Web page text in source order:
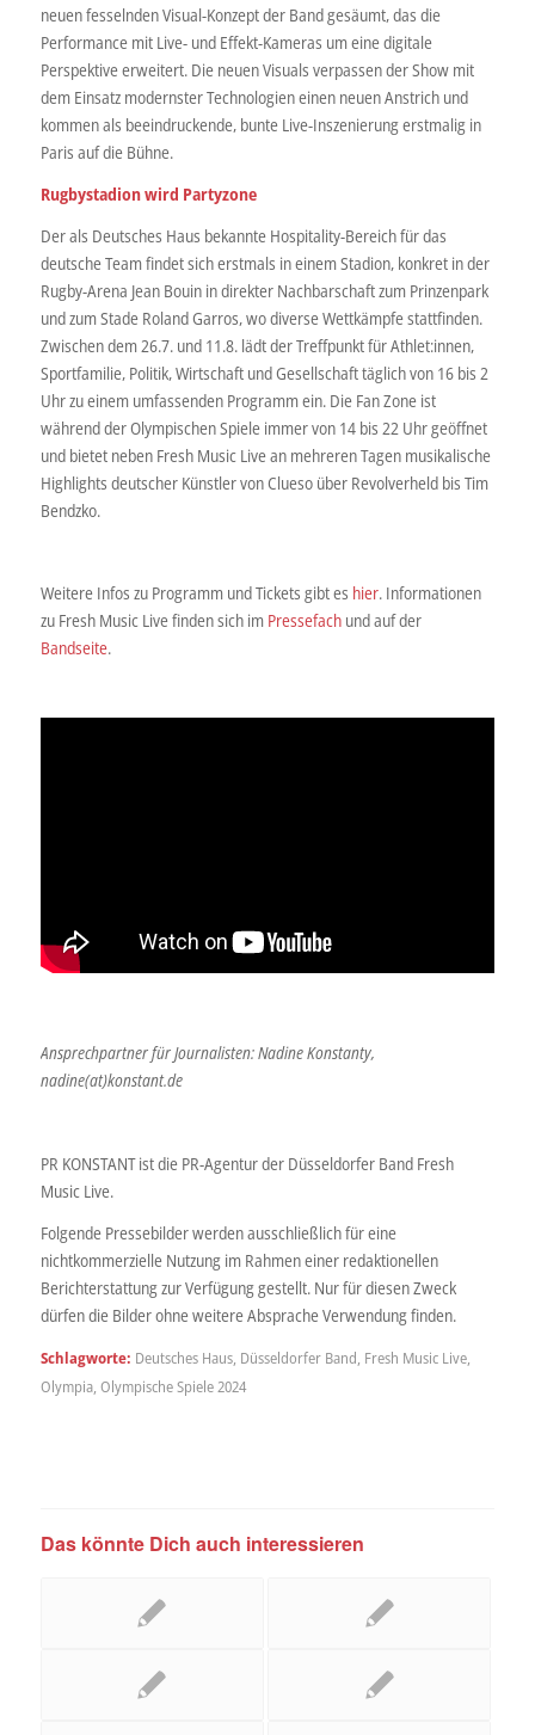
neuen fesselnden Visual-Konzept der Band gesäumt, das die
Performance mit Live- und Effekt-Kameras um eine digitale
Perspektive erweitert. Die neuen Visuals verpassen der Show mit
dem Einsatz modernster Technologien einen neuen Anstrich und
kommen als beeindruckende, bunte Live-Inszenierung erstmalig in
Paris auf die Bühne.
Rugbystadion wird Partyzone
Der als Deutsches Haus bekannte Hospitality-Bereich für das
deutsche Team findet sich erstmals in einem Stadion, konkret in der
Rugby-Arena Jean Bouin in direkter Nachbarschaft zum Prinzenpark
und zum Stade Roland Garros, wo diverse Wettkämpfe stattfinden.
Zwischen dem 26.7. und 11.8. lädt der Treffpunkt für Athlet:innen,
Sportfamilie, Politik, Wirtschaft und Gesellschaft täglich von 16 bis 2
Uhr zu einem umfassenden Programm ein. Die Fan Zone ist
während der Olympischen Spiele immer von 14 bis 22 Uhr geöffnet
und bietet neben Fresh Music Live an mehreren Tagen musikalische
Highlights deutscher Künstler von Clueso über Revolverheld bis Tim
Bendzko.
Weitere Infos zu Programm und Tickets gibt es hier. Informationen
zu Fresh Music Live finden sich im Pressefachund auf der
Bandseite.
Ansprechpartner für Journalisten: Nadine Konstanty,
nadine(at)konstant.de
PR KONSTANT ist die PR-Agentur der Düsseldorfer Band Fresh
Music Live.
Folgende Pressebilder werden ausschließlich für eine
nichtkommerzielle Nutzung im Rahmen einer redaktionellen
Berichterstattung zur Verfügung gestellt. Nur für diesen Zweck
dürfen die Bilder ohne weitere Absprache Verwendung finden.
Schlagworte: Deutsches Haus, Düsseldorfer Band, Fresh Music Live,
Olympia, Olympische Spiele 2024
Das könnte Dich auch interessieren